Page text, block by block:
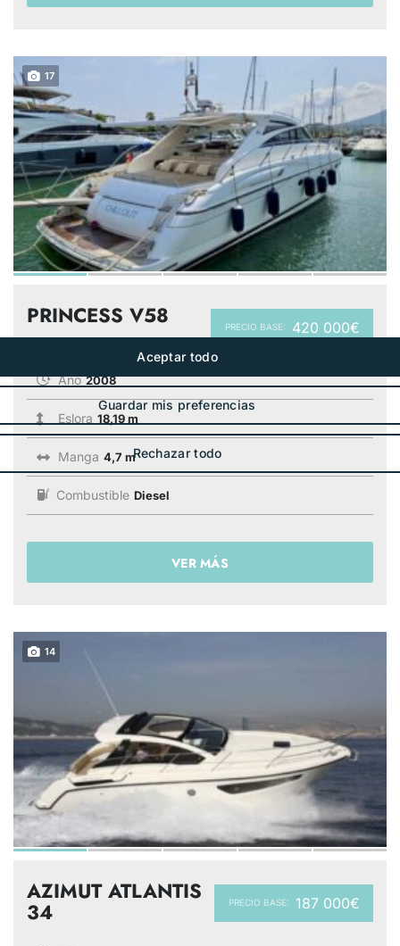
17
PRECIO BASE: 420 000€
PRINCESS V58
Año 2008
Eslora 18,19 m
Manga 4,7 m
Combustible Diesel
VER MÁS
14
PRECIO BASE: 187 000€
AZIMUT ATLANTIS
34